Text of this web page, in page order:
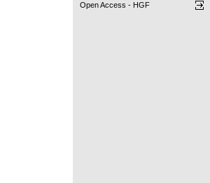
Open Access - HGF